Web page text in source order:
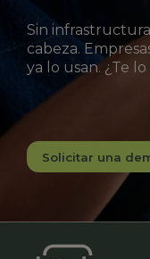
Sin
cabeza.
ya lo usan. ¿Te
Solicitar una